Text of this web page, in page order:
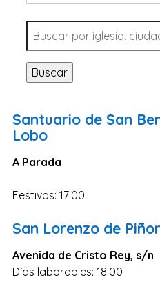
Tarragona
Navarra
Valladolid
Sevilla
Santa Cruz de Tenerife
Las Palmas
Toledo
Buscar
Santuario de San
Lobo
A Parada
Festivos: 17:00
San Lorenzo de Piñor
Avenida de Cristo Rey, s/n
Días laborables: 18:00